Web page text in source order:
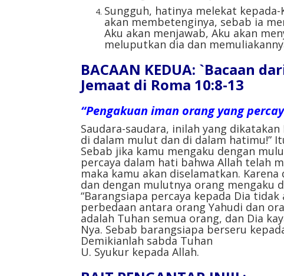
Sungguh, hatinya melekat
akan membetenginya, sebab ia
Aku akan menjawab, Aku akan
meluputkan dia dan
BACAAN KEDUA: `Bacaan
Jemaat di Roma 10:8-13
“Pengakuan iman orang yang
Saudara-saudara, inilah yang
di dalam mulut dan di dalam hatimu!”
Sebab jika kamu mengaku dengan
percaya dalam hati bahwa Allah telah
maka kamu akan diselamatkan.
dan dengan mulutnya orang mengaku
“Barangsiapa percaya kepada Dia
perbedaan antara orang Yahudi dan
adalah Tuhan semua orang, dan Dia
Nya. Sebab barangsiapa berseru
Demikianlah sabda Tuhan
U. Syukur kepada Allah.